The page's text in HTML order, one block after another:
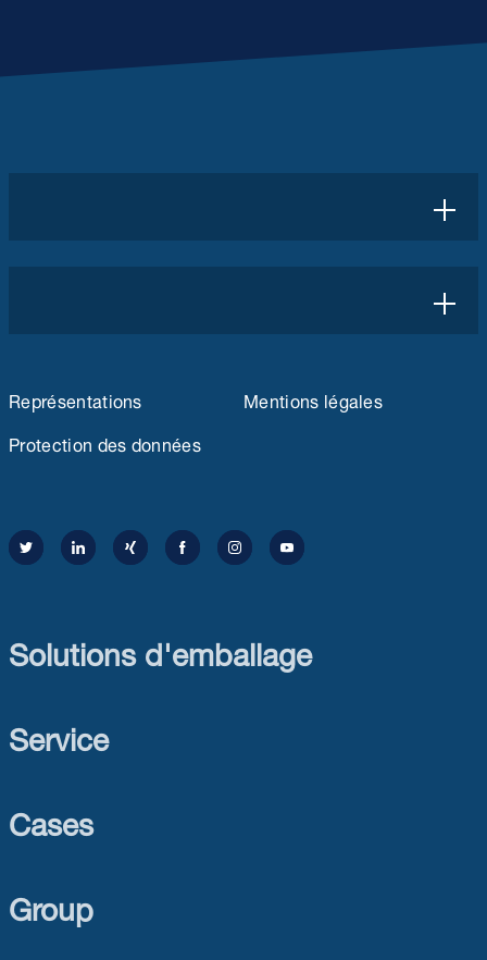
Représentations
Mentions légales
Protection des données
Solutions d'emballage
Service
Cases
Group